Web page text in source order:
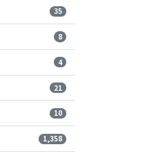
35
8
4
21
10
1,358